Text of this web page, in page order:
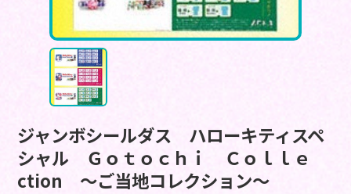
ジャンボシールダス ハローキティスペ
シャル Ｇｏｔｏｃｈｉ Ｃｏｌｌｅ
ction ～ご当地コレクション～